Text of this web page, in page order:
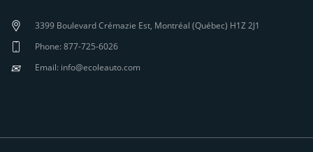
3399 Boulevard Crémazie Est, Montréal (Québec) H1Z 2J1
Phone: 877-725-6026
✉ Email: info@ecoleauto.com